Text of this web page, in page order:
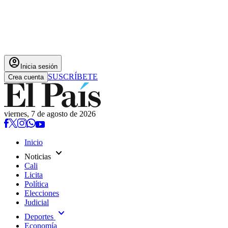
account_circle Inicia sesión
Crea cuenta SUSCRÍBETE
viernes, 7 de agosto de 2026
Inicio
Noticias expand_more
Cali
Licita
Política
Elecciones
Judicial
Deportes expand_more
Economía